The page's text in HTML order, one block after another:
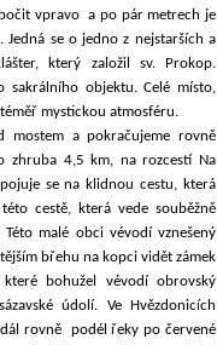
vpravo a po pár metrech je
se o jedno z nejstarších a
který založil sv. Prokop.
sakrálního objektu. Celé místo,
mystickou atmosféru.
mostem a pokračujeme rovně
zhruba 4,5 km, na rozcestí Na
se na klidnou cestu, která
cestě, která vede souběžně
malé obci vévodí vznešený
břehu na kopci vidět zámek
bohužel vévodí obrovský
údolí. Ve Hvězdonicích
rovně
podél řeky po červené